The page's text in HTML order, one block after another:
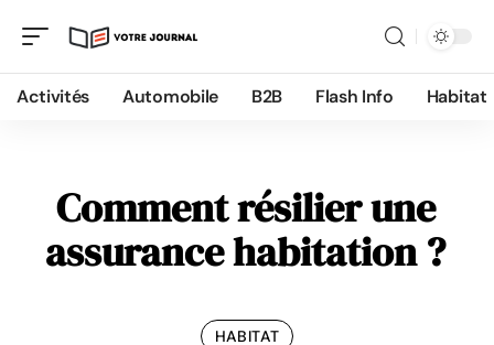
Activités Automobile B2B Flash Info Habitat
Comment résilier une
assurance habitation ?
HABITAT